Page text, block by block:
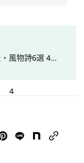
風物詩6選 4...
4